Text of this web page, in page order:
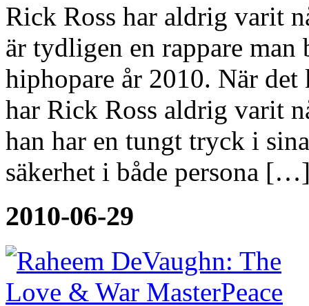
Rick Ross har aldrig varit
är tydligen en rappare
hiphopare år 2010. När
har Rick Ross aldrig varit
han har en tungt tryck i
säkerhet i både persona
2010-06-29